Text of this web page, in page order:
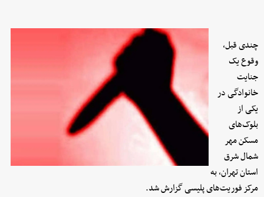
چندی قبل،
وقوع یک
جنایت
خانوادگی در
یکی از
بلوک‌های
مسکن مهر
شمال شرق
استان تهران، به
مرکز فوریت‌های پلیسی گزارش شد.